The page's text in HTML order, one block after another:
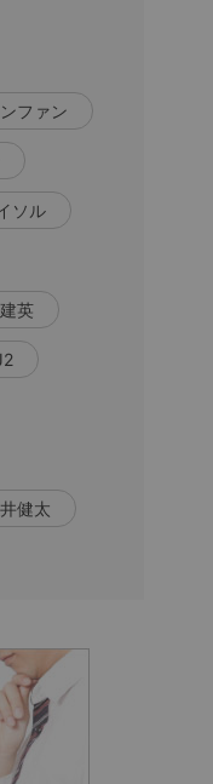
ファン
ソル
英
健太